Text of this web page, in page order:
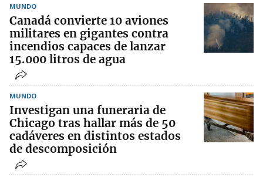
MUNDO
Canadá convierte 10 aviones
militares en gigantes contra
incendios capaces de lanzar
15.000 litros de agua
MUNDO
Investigan una funeraria de
Chicago tras hallar más de 50
cadáveres en distintos estados
de descomposición